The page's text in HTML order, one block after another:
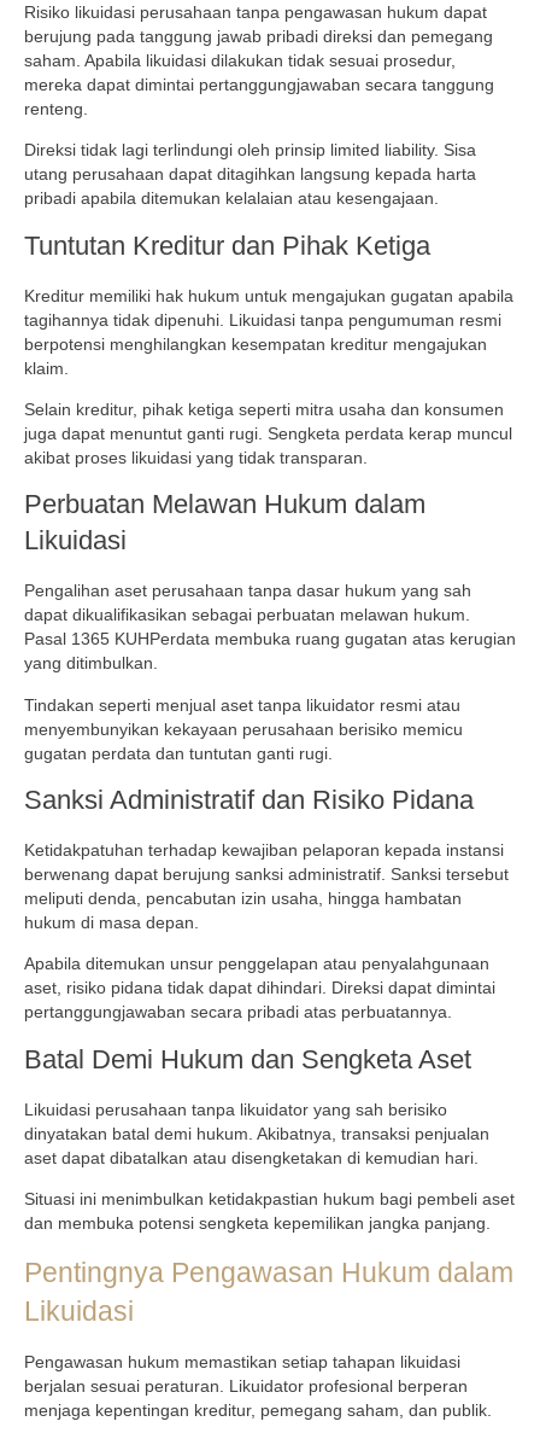
Risiko likuidasi perusahaan tanpa pengawasan hukum dapat
berujung pada tanggung jawab pribadi direksi dan pemegang
saham. Apabila likuidasi dilakukan tidak sesuai prosedur,
mereka dapat dimintai pertanggungjawaban secara tanggung
renteng.
Direksi tidak lagi terlindungi oleh prinsip limited liability. Sisa
utang perusahaan dapat ditagihkan langsung kepada harta
pribadi apabila ditemukan kelalaian atau kesengajaan.
Tuntutan Kreditur dan Pihak Ketiga
Kreditur memiliki hak hukum untuk mengajukan gugatan apabila
tagihannya tidak dipenuhi. Likuidasi tanpa pengumuman resmi
berpotensi menghilangkan kesempatan kreditur mengajukan
klaim.
Selain kreditur, pihak ketiga seperti mitra usaha dan konsumen
juga dapat menuntut ganti rugi. Sengketa perdata kerap muncul
akibat proses likuidasi yang tidak transparan.
Perbuatan Melawan Hukum dalam
Likuidasi
Pengalihan aset perusahaan tanpa dasar hukum yang sah
dapat dikualifikasikan sebagai perbuatan melawan hukum.
Pasal 1365 KUHPerdata membuka ruang gugatan atas kerugian
yang ditimbulkan.
Tindakan seperti menjual aset tanpa likuidator resmi atau
menyembunyikan kekayaan perusahaan berisiko memicu
gugatan perdata dan tuntutan ganti rugi.
Sanksi Administratif dan Risiko Pidana
Ketidakpatuhan terhadap kewajiban pelaporan kepada instansi
berwenang dapat berujung sanksi administratif. Sanksi tersebut
meliputi denda, pencabutan izin usaha, hingga hambatan
hukum di masa depan.
Apabila ditemukan unsur penggelapan atau penyalahgunaan
aset, risiko pidana tidak dapat dihindari. Direksi dapat dimintai
pertanggungjawaban secara pribadi atas perbuatannya.
Batal Demi Hukum dan Sengketa Aset
Likuidasi perusahaan tanpa likuidator yang sah berisiko
dinyatakan batal demi hukum. Akibatnya, transaksi penjualan
aset dapat dibatalkan atau disengketakan di kemudian hari.
Situasi ini menimbulkan ketidakpastian hukum bagi pembeli aset
dan membuka potensi sengketa kepemilikan jangka panjang.
Pentingnya Pengawasan Hukum dalam
Likuidasi
Pengawasan hukum memastikan setiap tahapan likuidasi
berjalan sesuai peraturan. Likuidator profesional berperan
menjaga kepentingan kreditur, pemegang saham, dan publik.